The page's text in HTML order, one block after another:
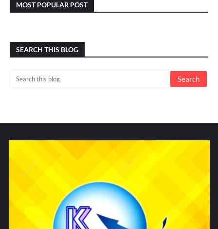
MOST POPULAR POST
SEARCH THIS BLOG